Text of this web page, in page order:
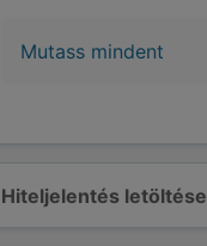
Hiteljelentés letöltése
Mutass mindent